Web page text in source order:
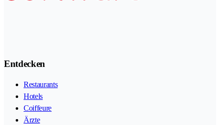
Entdecken
Restaurants
Hotels
Coiffeure
Ärzte